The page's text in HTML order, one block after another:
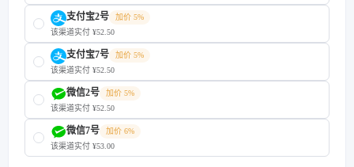
支付宝2号
加价 5%
该渠道实付 ¥52.50
支付宝7号
加价 5%
该渠道实付 ¥52.50
微信2号
加价 5%
该渠道实付 ¥52.50
微信7号
加价 6%
该渠道实付 ¥53.00